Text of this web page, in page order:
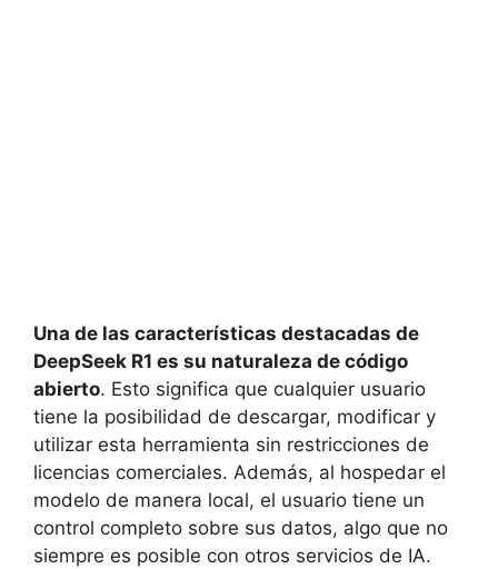
Una de las características destacadas de
DeepSeek R1 es su naturaleza de código
abierto. Esto significa que cualquier usuario
tiene la posibilidad de descargar, modificar y
utilizar esta herramienta sin restricciones de
licencias comerciales. Además, al hospedar el
modelo de manera local, el usuario tiene un
control completo sobre sus datos, algo que no
siempre es posible con otros servicios de IA.